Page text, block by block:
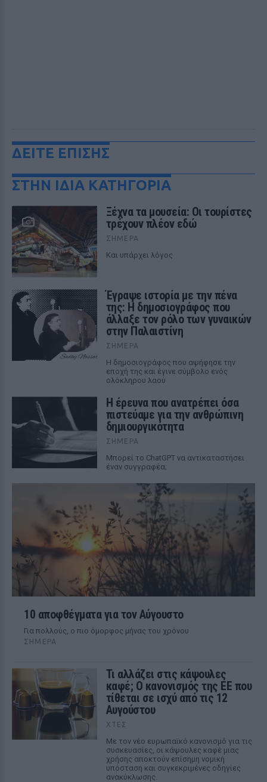
ΔΕΙΤΕ ΕΠΙΣΗΣ
ΣΤΗΝ ΙΔΙΑ ΚΑΤΗΓΟΡΙΑ
Ξέχνα τα μουσεία: Οι τουρίστες
τρέχουν πλέον εδώ
ΣΉΜΕΡΑ
Και υπάρχει λόγος
Έγραψε ιστορία με την πένα
της: Η δημοσιογράφος που
άλλαξε τον ρόλο των γυναικών
στην Παλαιστίνη
ΣΉΜΕΡΑ
Η δημοσιογράφος που αψήφησε την
εποχή της και έγινε σύμβολο ενός
ολόκληρου λαού
Η έρευνα που ανατρέπει όσα
πιστεύαμε για την ανθρώπινη
δημιουργικότητα
ΣΉΜΕΡΑ
Mπορεί το ChatGPT να αντικαταστήσει
έναν συγγραφέα;
10 αποφθέγματα για τον Αύγουστο
Για πολλούς, ο πιο όμορφος μήνας του χρόνου
ΣΉΜΕΡΑ
Τι αλλάζει στις κάψουλες
καφέ; Ο κανονισμός της ΕΕ που
τίθεται σε ισχύ από τις 12
Αυγούστου
ΧΤΕΣ
Με τον νέο ευρωπαϊκό κανονισμό για τις
συσκευασίες, οι κάψουλες καφέ μιας
χρήσης αποκτούν επίσημη νομική
υπόσταση και συγκεκριμένες οδηγίες
ανακύκλωσης.